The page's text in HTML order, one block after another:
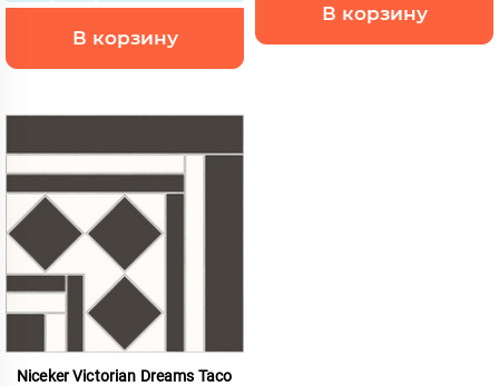
В корзину
В корзину
Niceker Victorian Dreams Taco